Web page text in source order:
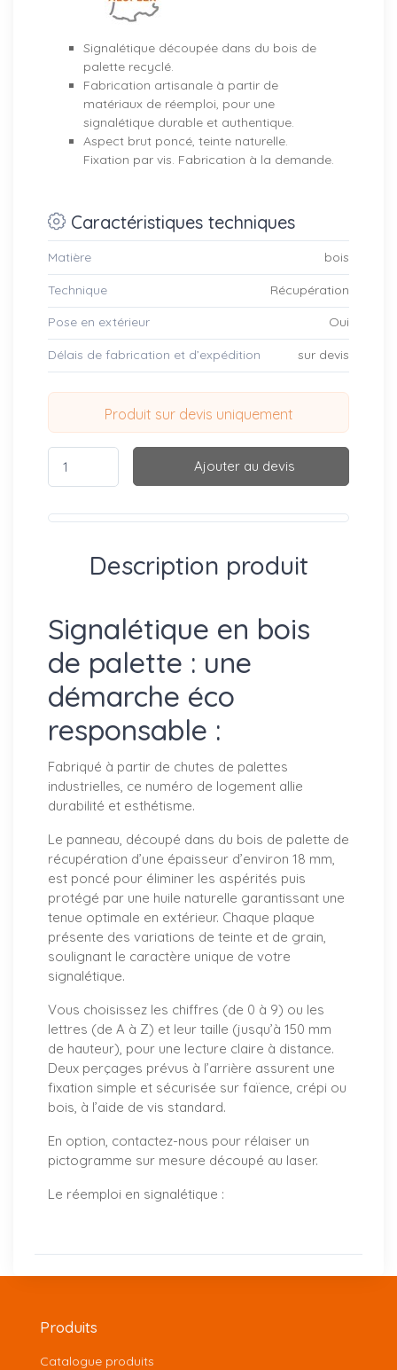
Signalétique découpée dans du bois de
palette recyclé.
Fabrication artisanale à partir de
matériaux de réemploi, pour une
signalétique durable et authentique.
Aspect brut poncé, teinte naturelle.
Fixation par vis. Fabrication à la demande.
Caractéristiques techniques
Matière bois
Technique Récupération
Pose en extérieur Oui
Délais de fabrication et d’expédition sur devis
Produit sur devis uniquement
Ajouter au devis
Description produit
Signalétique en bois
de palette : une
démarche éco
responsable :
Fabriqué à partir de chutes de palettes
industrielles, ce numéro de logement allie
durabilité et esthétisme.
Le panneau, découpé dans du bois de palette de
récupération d’une épaisseur d’environ 18 mm,
est poncé pour éliminer les aspérités puis
protégé par une huile naturelle garantissant une
tenue optimale en extérieur. Chaque plaque
présente des variations de teinte et de grain,
soulignant le caractère unique de votre
signalétique.
Vous choisissez les chiffres (de 0 à 9) ou les
lettres (de A à Z) et leur taille (jusqu’à 150 mm
de hauteur), pour une lecture claire à distance.
Deux perçages prévus à l’arrière assurent une
fixation simple et sécurisée sur faïence, crépi ou
bois, à l’aide de vis standard.
En option, contactez-nous pour rélaiser un
pictogramme sur mesure découpé au laser.
Le réemploi en signalétique :
Produits
Catalogue produits